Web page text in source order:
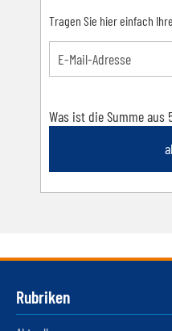
Tragen Sie hier einfach
Was ist die Summe aus
Rubriken